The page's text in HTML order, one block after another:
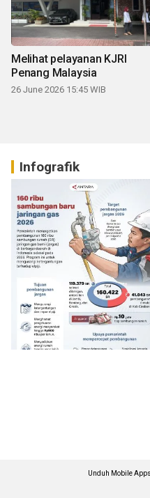
Melihat pelayanan KJRI
Penang Malaysia
26 June 2026 15:45 WIB
Infografik
Unduh Mobile